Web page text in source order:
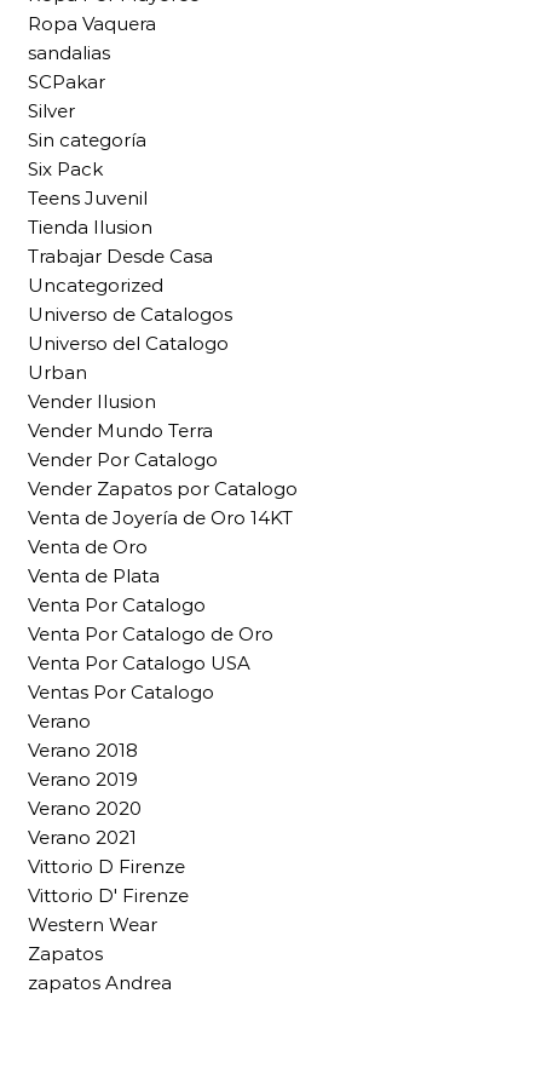
Ropa Vaquera
sandalias
SCPakar
Silver
Sin categoría
Six Pack
Teens Juvenil
Tienda Ilusion
Trabajar Desde Casa
Uncategorized
Universo de Catalogos
Universo del Catalogo
Urban
Vender Ilusion
Vender Mundo Terra
Vender Por Catalogo
Vender Zapatos por Catalogo
Venta de Joyería de Oro 14KT
Venta de Oro
Venta de Plata
Venta Por Catalogo
Venta Por Catalogo de Oro
Venta Por Catalogo USA
Ventas Por Catalogo
Verano
Verano 2018
Verano 2019
Verano 2020
Verano 2021
Vittorio D Firenze
Vittorio D' Firenze
Western Wear
Zapatos
zapatos Andrea